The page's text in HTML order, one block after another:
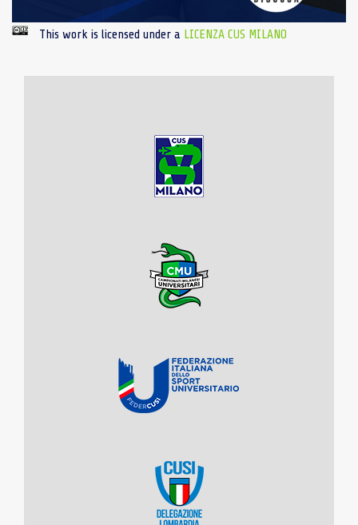
This work is licensed under a LICENZA CUS MILANO